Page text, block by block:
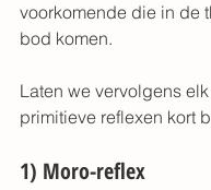
voorkomende die in de
bod komen.
Laten we vervolgens
primitieve reflexen kort
1) Moro-reflex